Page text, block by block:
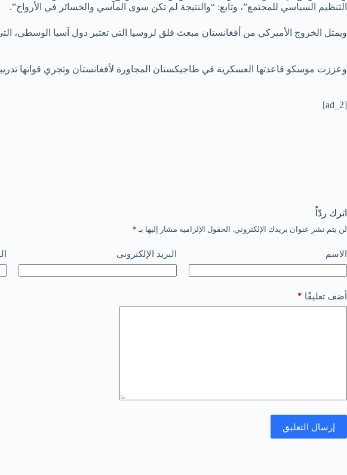
التنظيم السياسي للمجتمع”، وتابع: “والنتيجة لم تكن سوى المآسي والخسائر في الأرواح”.
ويمثل الخروج الأميركي من أفغانستان مبعث قلق لروسيا التي تعتبر دول آسيا الوسطى،
وعززت موسكو قاعدتها العسكرية في طاجيكستان المجاورة لأفغانستان وتجري قواتها
[ad_2]
اترك ردّاً
لن يتم نشر عنوان بريدك الإلكتروني. الحقول الإلزامية مشار إليها بـ *
الاسم البريد الإلكتروني
أضف تعليقًا *
إرسال التعليق